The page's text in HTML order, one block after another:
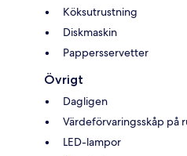
Köksutrustning
Diskmaskin
Pappersservetter
Övrigt
Dagligen
Värdeförvaringsskåp på
LED-lampor